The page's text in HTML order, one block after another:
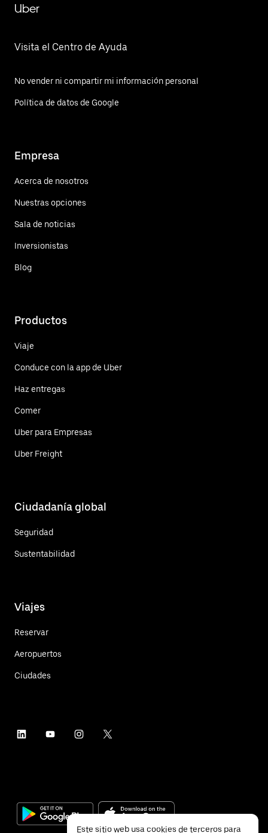
Uber
Visita el Centro de Ayuda
No vender ni compartir mi información personal
Política de datos de Google
Empresa
Acerca de nosotros
Nuestras opciones
Sala de noticias
Inversionistas
Blog
Productos
Viaje
Conduce con la app de Uber
Haz entregas
Comer
Uber para Empresas
Uber Freight
Ciudadanía global
Seguridad
Sustentabilidad
Viajes
Reservar
Aeropuertos
Ciudades
Este sitio web usa cookies de terceros para